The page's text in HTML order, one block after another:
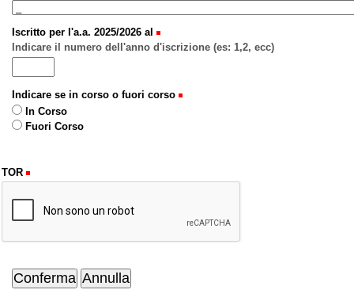
Iscritto per l'a.a. 2025/2026 al
Indicare il numero dell'anno d'iscrizione (es: 1,2, ecc)
Indicare se in corso o fuori corso
In Corso
Fuori Corso
TOR